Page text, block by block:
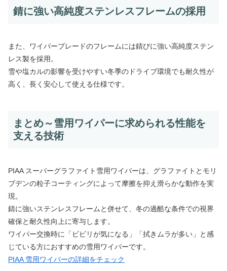
錆に強い高純度ステンレスフレームの採用
また、ワイパーブレードのフレームには錆びに強い高純度ステン
レス製を採用。
雪や塩カルの影響を受けやすい冬季のドライブ環境でも耐久性が
高く、長く安心して使える仕様です。
まとめ～雪用ワイパーに求められる性能を
支える技術
PIAA スーパーグラファイト雪用ワイパーは、グラファイトとモリ
ブデンの粒子コーティングによって摩擦を抑え滑らかな動作を実
現。
錆に強いステンレスフレームと併せて、冬の過酷な条件での視界
確保と耐久性向上に寄与します。
ワイパー交換時に「ビビリが気になる」「拭きムラが多い」と感
じている方におすすめの雪用ワイパーです。
PIAA 雪用ワイパーの詳細をチェック